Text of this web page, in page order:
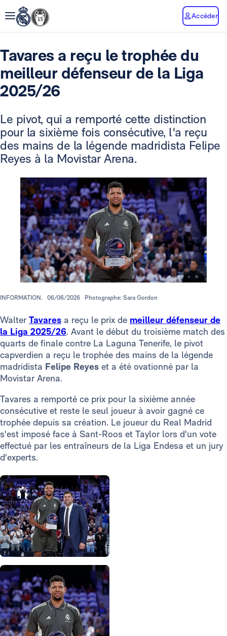
Accéder
Tavares a reçu le trophée du
meilleur défenseur de la Liga
2025/26
Le pivot, qui a remporté cette distinction
pour la sixième fois consécutive, l'a reçu
des mains de la légende madridista Felipe
Reyes à la Movistar Arena.
INFORMATION. 06/06/2026 Photographe: Sara Gordon
Walter Tavares a reçu le prix de meilleur défenseur de
la Liga 2025/26. Avant le début du troisième match des
quarts de finale contre La Laguna Tenerife, le pivot
capverdien a reçu le trophée des mains de la légende
madridista Felipe Reyes et a été ovationné par la
Movistar Arena.
Tavares a remporté ce prix pour la sixième année
consécutive et reste le seul joueur à avoir gagné ce
trophée depuis sa création. Le joueur du Real Madrid
s'est imposé face à Sant-Roos et Taylor lors d'un vote
effectué par les entraîneurs de la Liga Endesa et un jury
d'experts.